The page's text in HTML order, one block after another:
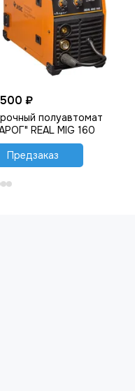
₽
полуавтомат
REAL MIG 160
Предзаказ